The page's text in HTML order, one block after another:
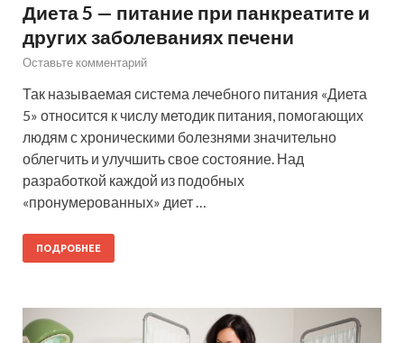
Диета 5 — питание при панкреатите и
других заболеваниях печени
Оставьте комментарий
Так называемая система лечебного питания «Диета
5» относится к числу методик питания, помогающих
людям с хроническими болезнями значительно
облегчить и улучшить свое состояние. Над
разработкой каждой из подобных
«пронумерованных» диет …
ПОДРОБНЕЕ